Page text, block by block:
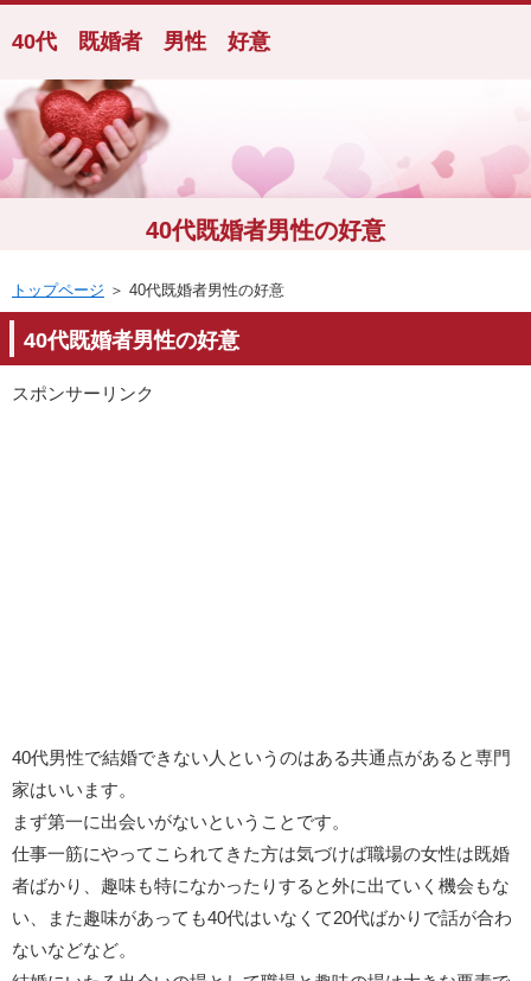
40代 既婚者 男性 好意
40代既婚者男性の好意
トップページ ＞ 40代既婚者男性の好意
40代既婚者男性の好意
スポンサーリンク
40代男性で結婚できない人というのはある共通点があると専門
家はいいます。
まず第一に出会いがないということです。
仕事一筋にやってこられてきた方は気づけば職場の女性は既婚
者ばかり、趣味も特になかったりすると外に出ていく機会もな
い、また趣味があっても40代はいなくて20代ばかりで話が合わ
ないなどなど。